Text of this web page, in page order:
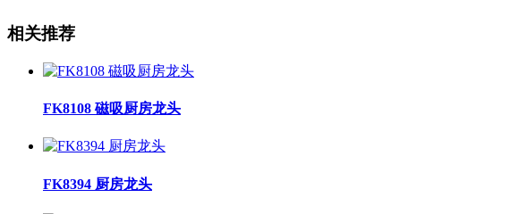
相关推荐
FK8108 磁吸厨房龙头
FK8394 厨房龙头